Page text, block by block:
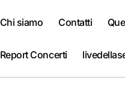
Chi siamo Contatti
Report Concerti